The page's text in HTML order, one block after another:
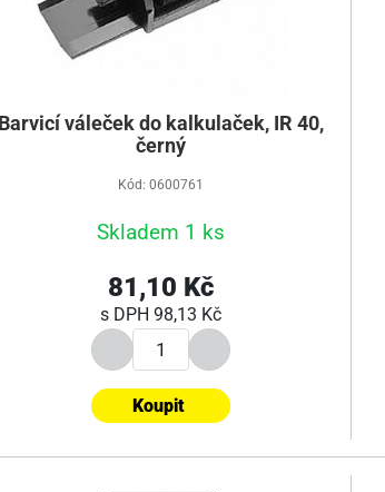
Barvicí váleček do kalkulaček, IR 40,
černý
Kód: 0600761
Skladem 1 ks
81,10 Kč
s DPH 98,13 Kč
Koupit